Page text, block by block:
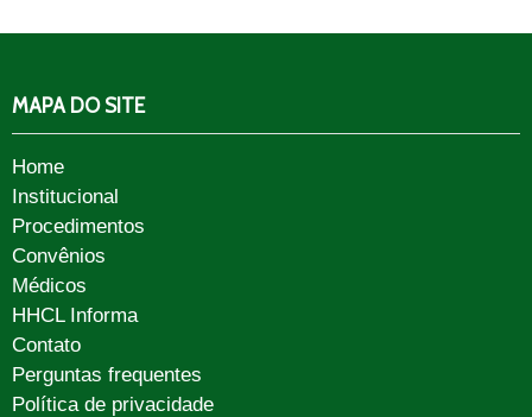
MAPA DO SITE
Home
Institucional
Procedimentos
Convênios
Médicos
HHCL Informa
Contato
Perguntas frequentes
Política de privacidade